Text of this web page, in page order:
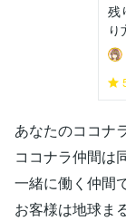
残
り
あなたのココナ
ココナラ仲間は
一緒に働く仲間
お客様は地球ま